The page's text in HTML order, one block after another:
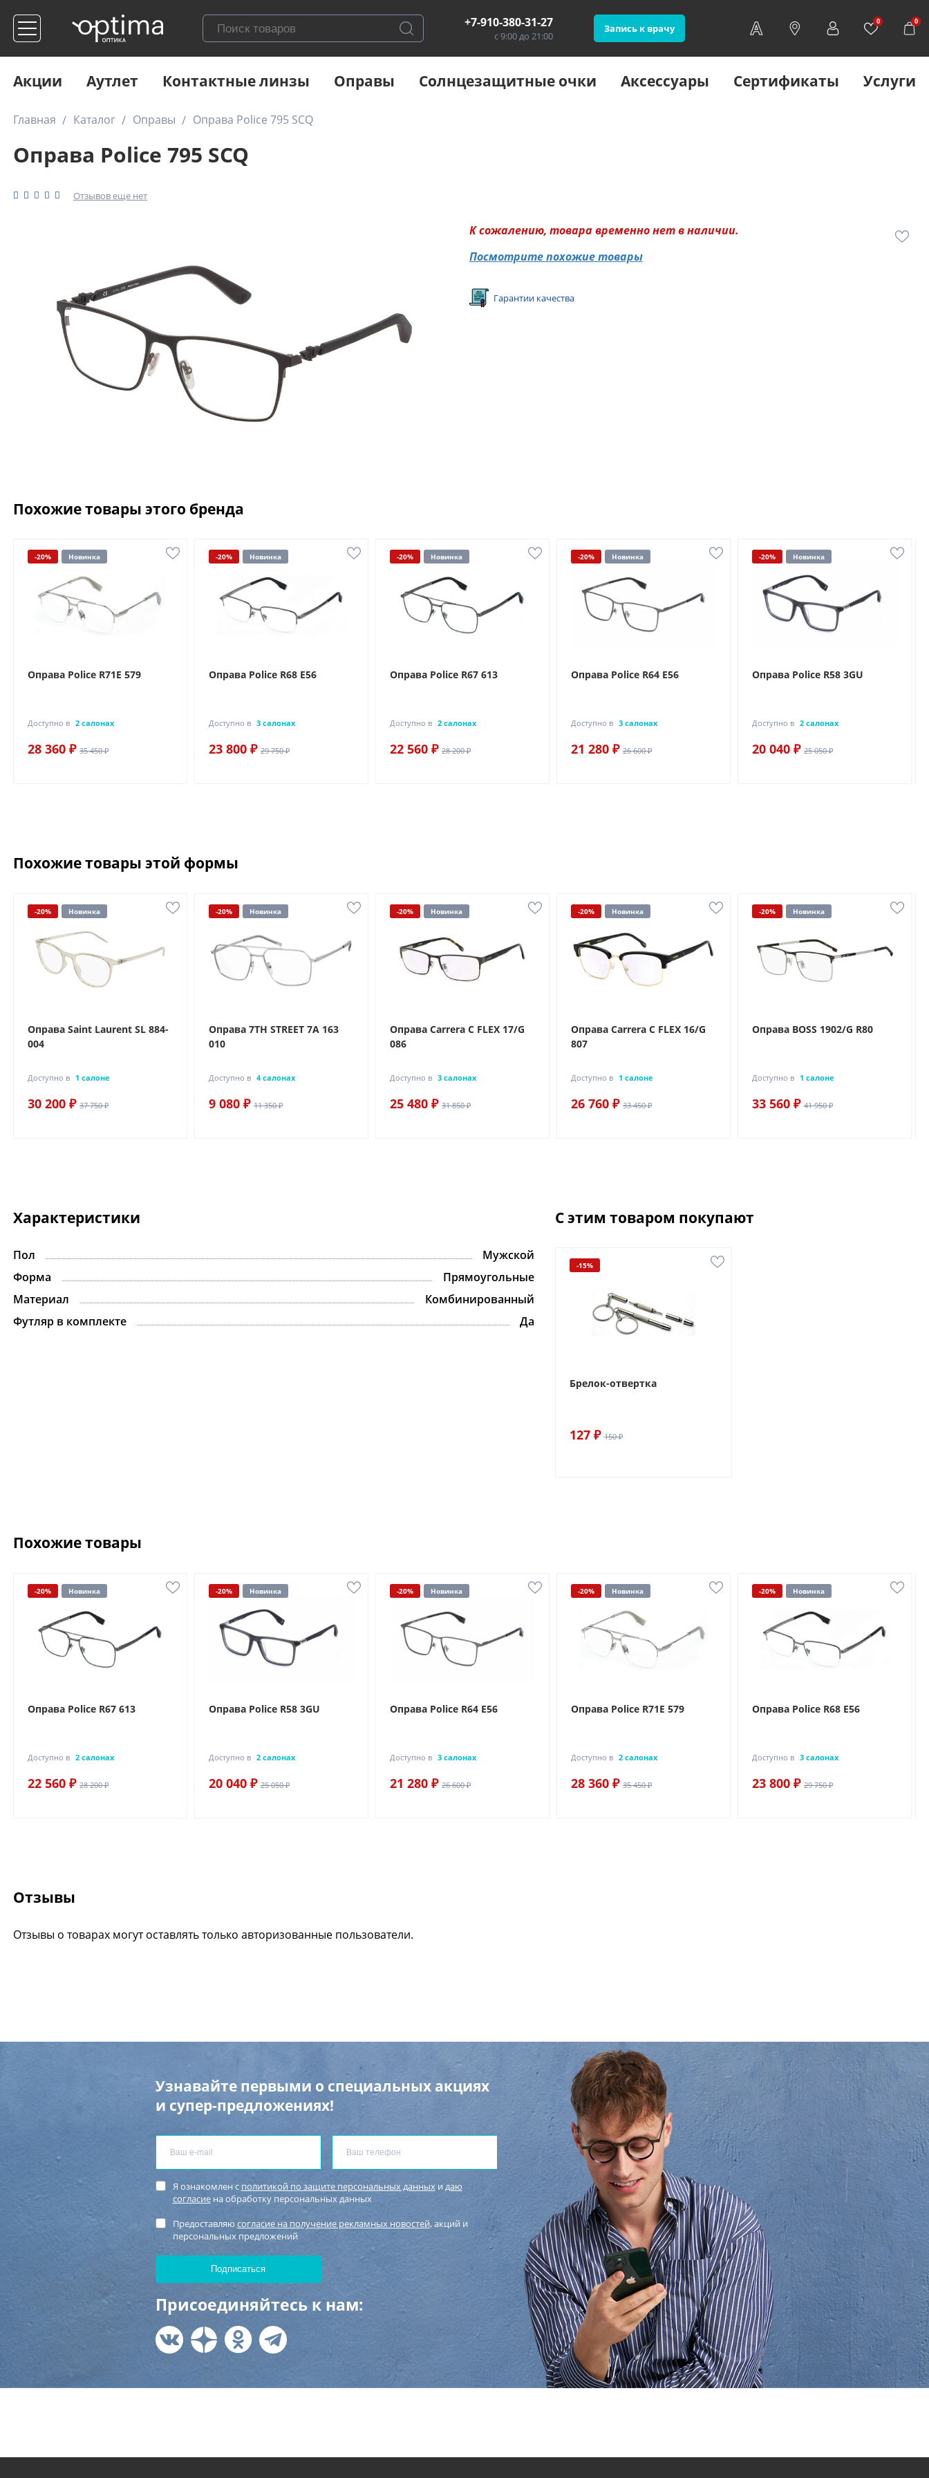
+7-910-380-31-27
с 9:00 до 21:00
Запись к врачу
0 0
Акции Аутлет Контактные линзы Оправы Солнцезащитные очки Аксессуары Сертификаты Услуги
Главная Каталог Оправы Оправа Police 795 SCQ
Оправа Police 795 SCQ
Отзывов еще нет
К сожалению, товара временно нет в наличии.
Посмотрите похожие товары
Гарантии качества
Похожие товары этого бренда
-20% Новинка
Оправа Police R71E 579
Доступно в 2 салонах
28 360 ₽ 35 450 ₽
-20% Новинка
Оправа Police R68 E56
Доступно в 3 салонах
23 800 ₽ 29 750 ₽
-20% Новинка
Оправа Police R67 613
Доступно в 2 салонах
22 560 ₽ 28 200 ₽
-20% Новинка
Оправа Police R64 E56
Доступно в 3 салонах
21 280 ₽ 26 600 ₽
-20% Новинка
Оправа Police R58 3GU
Доступно в 2 салонах
20 040 ₽ 25 050 ₽
Похожие товары этой формы
-20% Новинка
Оправа Saint Laurent SL 884-
004
Доступно в 1 салоне
30 200 ₽ 37 750 ₽
-20% Новинка
Оправа 7TH STREET 7A 163
010
Доступно в 4 салонах
9 080 ₽ 11 350 ₽
-20% Новинка
Оправа Carrera C FLEX 17/G
086
Доступно в 3 салонах
25 480 ₽ 31 850 ₽
-20% Новинка
Оправа Carrera C FLEX 16/G
807
Доступно в 1 салоне
26 760 ₽ 33 450 ₽
-20% Новинка
Оправа BOSS 1902/G R80
Доступно в 1 салоне
33 560 ₽ 41 950 ₽
Характеристики
Пол
Мужской
Форма
Прямоугольные
Материал
Комбинированный
Футляр в комплекте
Да
С этим товаром покупают
-15%
Брелок-отвертка
127 ₽ 150 ₽
Похожие товары
-20% Новинка
Оправа Police R67 613
Доступно в 2 салонах
22 560 ₽ 28 200 ₽
-20% Новинка
Оправа Police R58 3GU
Доступно в 2 салонах
20 040 ₽ 25 050 ₽
-20% Новинка
Оправа Police R64 E56
Доступно в 3 салонах
21 280 ₽ 26 600 ₽
-20% Новинка
Оправа Police R71E 579
Доступно в 2 салонах
28 360 ₽ 35 450 ₽
-20% Новинка
Оправа Police R68 E56
Доступно в 3 салонах
23 800 ₽ 29 750 ₽
Отзывы
Отзывы о товарах могут оставлять только авторизованные пользователи.
Узнавайте первыми о специальных акциях
и супер-предложениях!
Я ознакомлен с политикой по защите персональных данныхи даю
согласиена обработку персональных данных
Предоставляю согласие на получение рекламных новостей, акций и
персональных предложений
Присоединяйтесь к нам: